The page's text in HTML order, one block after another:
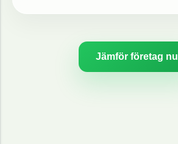
Jämför företag nu